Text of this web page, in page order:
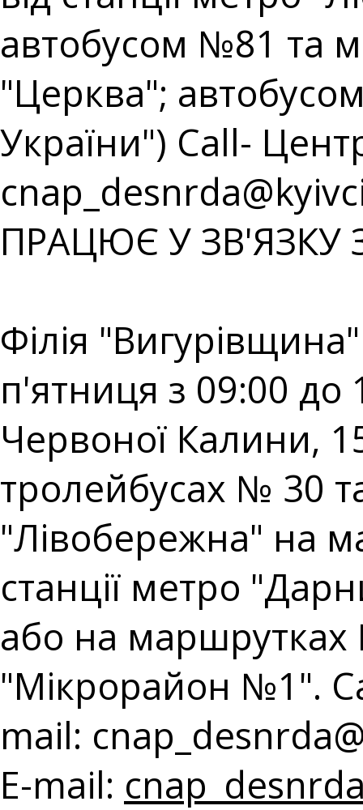
автобусом №81 та
"Церква";
України") Call-
ПРАЦЮЄ У
Філія
п'ятниця з 09:00 до
Червоної Калини,
тролейбусах № 30
"Лівобережна" на
станції метро
або на
"Мікрорайон №1".
mail:
E-mail: